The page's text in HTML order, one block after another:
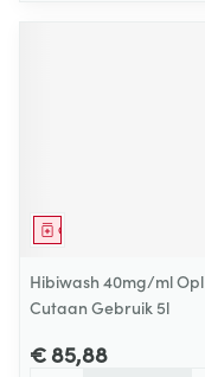
Geneesmiddel
Hibiwash 40mg/ml Opl
Cutaan Gebruik 5l
€ 85,88